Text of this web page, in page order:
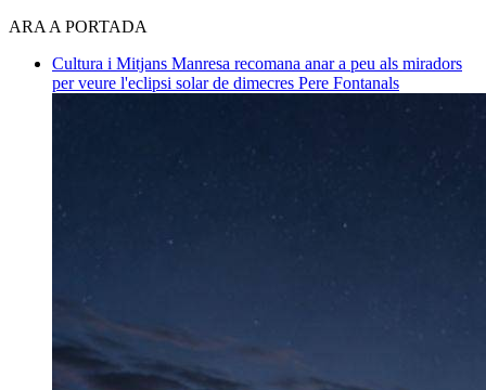
ARA A PORTADA
Cultura i Mitjans Manresa recomana anar a peu als miradors
per veure l'eclipsi solar de dimecres Pere Fontanals